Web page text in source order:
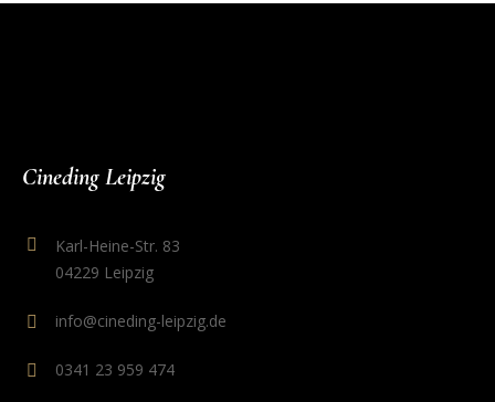
Cineding Leipzig
Karl-Heine-Str. 83
04229 Leipzig
info@cineding-leipzig.de
0341 23 959 474